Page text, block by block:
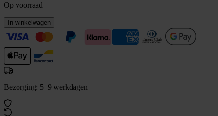
Op voorraad
In winkelwagen
Bezorging: 5–9 werkdagen